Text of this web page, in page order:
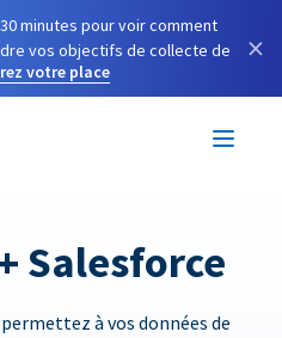
minutes pour voir comment
vos objectifs de collecte de
votre place
×
Salesforce
à vos données de